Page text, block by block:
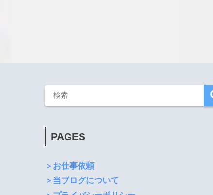
PAGES
＞お仕事依頼
＞当ブログについて